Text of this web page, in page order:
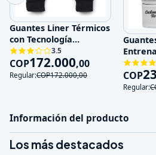
Guantes Liner Térmicos
con Tecnología
Impermeable y Touch
Sc
3.5
COP172.000,00
Regular:COP172.000,00 COP
Regular:
Información del producto
Los más destacados